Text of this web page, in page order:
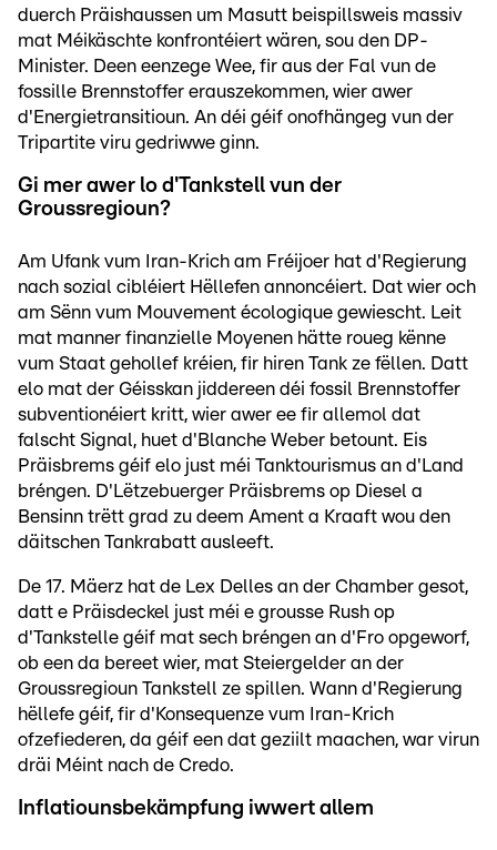
duerch Präishaussen um Masutt beispillsweis massiv
mat Méikäschte konfrontéiert wären, sou den DP-
Minister. Deen eenzege Wee, fir aus der Fal vun de
fossille Brennstoffer erauszekommen, wier awer
d'Energietransitioun. An déi géif onofhängeg vun der
Tripartite viru gedriwwe ginn.
Gi mer awer lo d'Tankstell vun der
Groussregioun?
Am Ufank vum Iran-Krich am Fréijoer hat d'Regierung
nach sozial cibléiert Hëllefen annoncéiert. Dat wier och
am Sënn vum Mouvement écologique gewiescht. Leit
mat manner finanzielle Moyenen hätte roueg kënne
vum Staat gehollef kréien, fir hiren Tank ze fëllen. Datt
elo mat der Géisskan jiddereen déi fossil Brennstoffer
subventionéiert kritt, wier awer ee fir allemol dat
falscht Signal, huet d'Blanche Weber betount. Eis
Präisbrems géif elo just méi Tanktourismus an d'Land
bréngen. D'Lëtzebuerger Präisbrems op Diesel a
Bensinn trëtt grad zu deem Ament a Kraaft wou den
däitschen Tankrabatt ausleeft.
De 17. Mäerz hat de Lex Delles an der Chamber gesot,
datt e Präisdeckel just méi e grousse Rush op
d'Tankstelle géif mat sech bréngen an d'Fro opgeworf,
ob een da bereet wier, mat Steiergelder an der
Groussregioun Tankstell ze spillen. Wann d'Regierung
hëllefe géif, fir d'Konsequenze vum Iran-Krich
ofzefiederen, da géif een dat geziilt maachen, war virun
dräi Méint nach de Credo.
Inflatiounsbekämpfung iwwert allem